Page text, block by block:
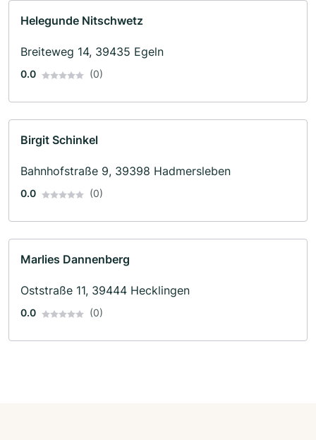
Helegunde Nitschwetz
Breiteweg 14, 39435 Egeln
0.0 (0)
Birgit Schinkel
Bahnhofstraße 9, 39398 Hadmersleben
0.0 (0)
Marlies Dannenberg
Oststraße 11, 39444 Hecklingen
0.0 (0)